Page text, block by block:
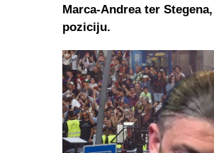
Marca-Andrea ter
poziciju.